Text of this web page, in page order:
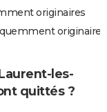
originaires
originaires
les-
quittés ?